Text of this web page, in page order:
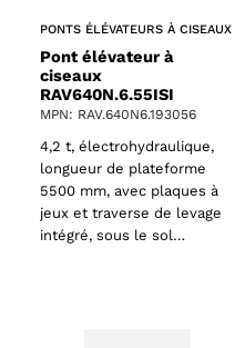
PONTS ÉLÉVATEURS À CISEAUX
Pont élévateur à
ciseaux
RAV640N.6.55ISI
MPN: RAV.640N6.193056
4,2 t, électrohydraulique,
longueur de plateforme
5500 mm, avec plaques à
jeux et traverse de levage
intégré, sous le sol…